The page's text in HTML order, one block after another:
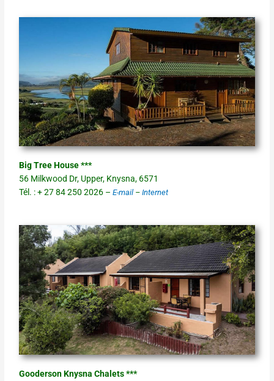
Big Tree House ***
56 Milkwood Dr, Upper, Knysna, 6571
Tél. : + 27 84 250 2026 – E-mail –Internet
Gooderson Knysna Chalets ***